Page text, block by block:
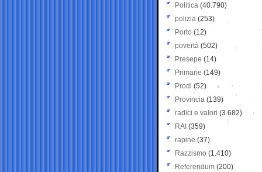
Politica (40.790)
polizia (253)
Porto (12)
povertà (502)
Presepe (14)
Primarie (149)
Prodi (52)
Provincia (139)
radici e valori (3.682)
RAI (359)
rapine (37)
Razzismo (1.410)
Referendum (200)